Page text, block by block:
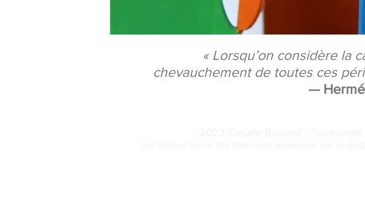
« Lorsqu’on considère la
chevauchement de toutes ces
—